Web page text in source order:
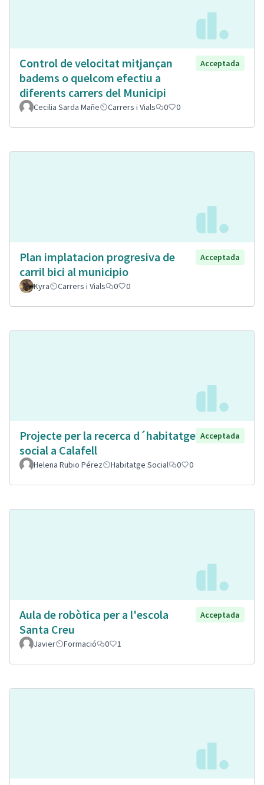
Control de velocitat mitjançan
badems o quelcom efectiu a
diferents carrers del Municipi
Acceptada
Cecilia Sarda Mañe Carrers i Vials 0 0
Plan implatacion progresiva de
carril bici al municipio
Acceptada
Kyra Carrers i Vials 0 0
Projecte per la recerca d´habitatge
social a Calafell
Acceptada
Helena Rubio Pérez Habitatge Social 0 0
Aula de robòtica per a l'escola
Santa Creu
Acceptada
Javier Formació 0 1